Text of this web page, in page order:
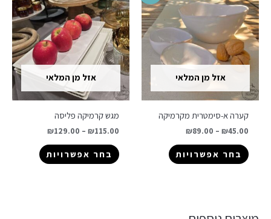
אזל מן המלאי
קערה א-סימטרית מקרמיקה
₪45.00
–
₪89.00
בחר אפשרויות
אזל מן המלאי
מגש קרמיקה פליסה
₪115.00
–
₪129.00
בחר אפשרויות